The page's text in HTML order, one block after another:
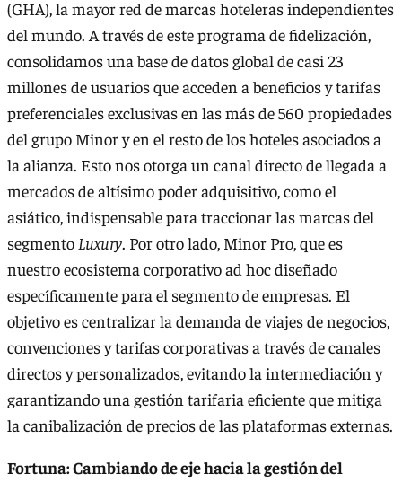
(GHA), la mayor red de marcas hoteleras independientes
del mundo. A través de este programa de fidelización,
consolidamos una base de datos global de casi 23
millones de usuarios que acceden a beneficios y tarifas
preferenciales exclusivas en las más de 560 propiedades
del grupo Minor y en el resto de los hoteles asociados a
la alianza. Esto nos otorga un canal directo de llegada a
mercados de altísimo poder adquisitivo, como el
asiático, indispensable para traccionar las marcas del
segmento Luxury. Por otro lado, Minor Pro, que es
nuestro ecosistema corporativo ad hoc diseñado
específicamente para el segmento de empresas. El
objetivo es centralizar la demanda de viajes de negocios,
convenciones y tarifas corporativas a través de canales
directos y personalizados, evitando la intermediación y
garantizando una gestión tarifaria eficiente que mitiga
la canibalización de precios de las plataformas externas.
Fortuna: Cambiando de eje hacia la gestión del